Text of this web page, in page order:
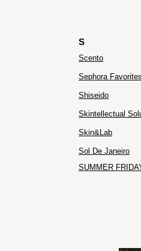
Sol De Janeiro
SUMMER
Shiseido
Skintellectual
Scento
Sephora Favorites
Skin&Lab
S